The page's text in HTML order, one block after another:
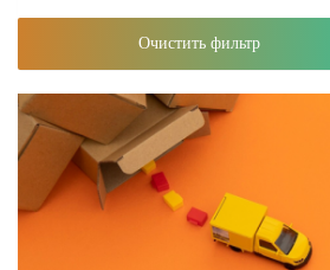
Очистить фильтр